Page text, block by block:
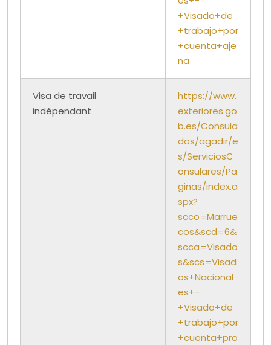
+Visado+de
+trabajo+por
+cuenta+aje
na
Visa de travail
indépendant
https://www.
exteriores.go
b.es/Consula
dos/agadir/e
s/ServiciosC
onsulares/Pa
ginas/index.a
spx?
scco=Marrue
cos&scd=6&
scca=Visado
s&scs=Visad
os+Nacional
es+-
+Visado+de
+trabajo+por
+cuenta+pro